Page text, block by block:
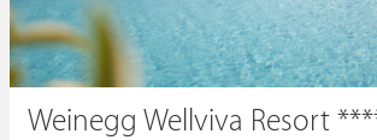
Weinegg Wellviva Resort